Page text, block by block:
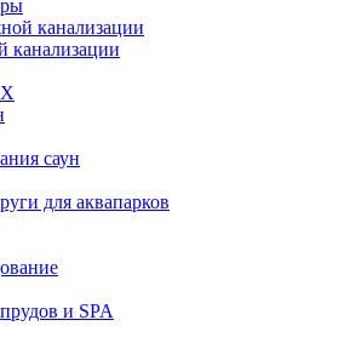
канализации
канализации
саун
для аквапарков
и SPA